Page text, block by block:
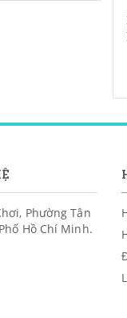
Phường Tân
Hồ Chí Minh.